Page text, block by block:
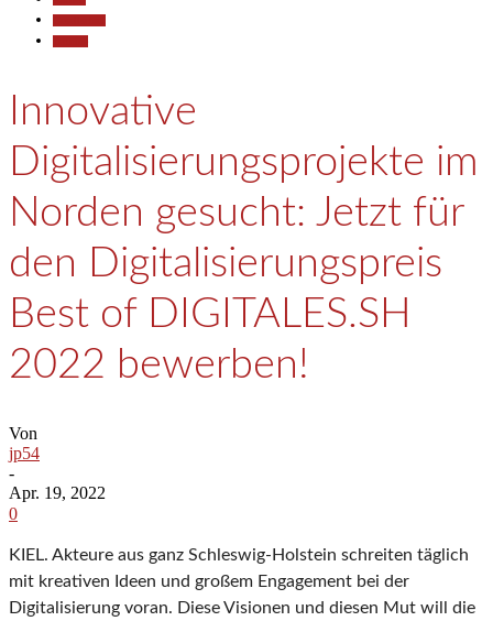
Innovative
Digitalisierungsprojekte im
Norden gesucht: Jetzt für
den Digitalisierungspreis
Best of DIGITALES.SH
2022 bewerben!
Von
jp54
-
Apr. 19, 2022
0
KIEL. Akteure aus ganz Schleswig-Holstein schreiten täglich
mit kreativen Ideen und großem Engagement bei der
Digitalisierung voran. Diese Visionen und diesen Mut will die